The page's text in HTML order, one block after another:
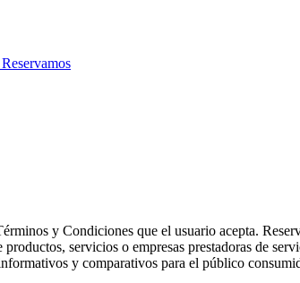
y Condiciones que el usuario acepta.
servicios o empresas prestadoras de
y comparativos para el público